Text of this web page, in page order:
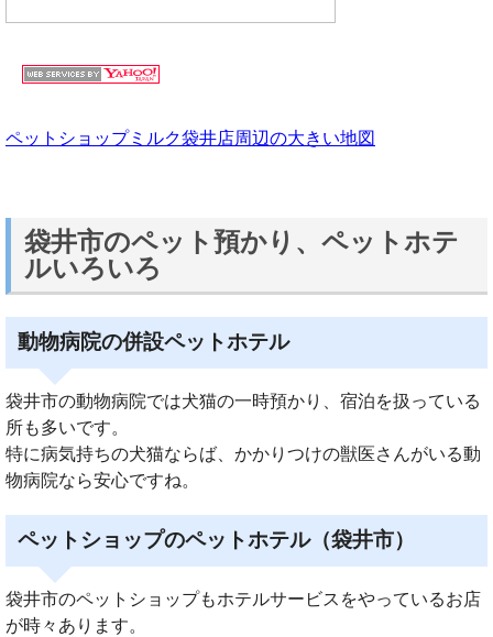
ペットショップミルク袋井店周辺の大きい地図
袋井市のペット預かり、ペットホテ
ルいろいろ
動物病院の併設ペットホテル
袋井市の動物病院では犬猫の一時預かり、宿泊を扱っている
所も多いです。
特に病気持ちの犬猫ならば、かかりつけの獣医さんがいる動
物病院なら安心ですね。
ペットショップのペットホテル（袋井市）
袋井市のペットショップもホテルサービスをやっているお店
が時々あります。